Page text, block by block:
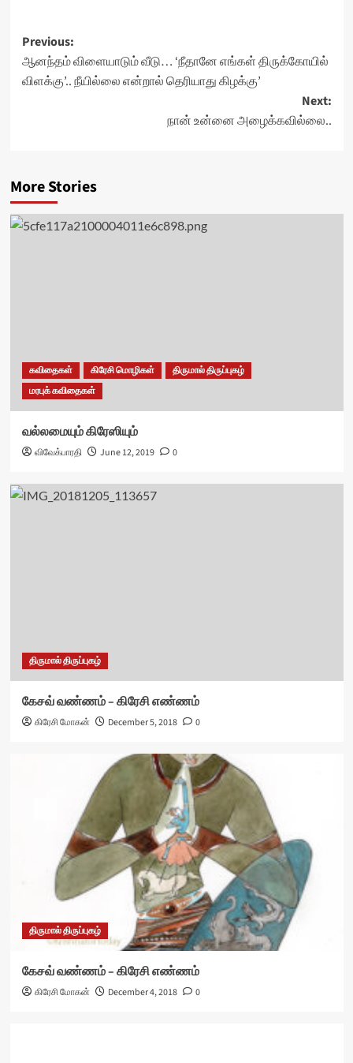
Post
navigation
Previous:
ஆனந்தம் விளையாடும் வீடு… ‘நீதானே எங்கள் திருக்கோயில்
விளக்கு’.. நீயில்லை என்றால் தெரியாது கிழக்கு’
Next:
நான் உன்னை அழைக்கவில்லை..
More Stories
கவிதைகள் கிரேசி மொழிகள்
திருமால் திருப்புகழ்
மரபுக் கவிதைகள்
வல்லமையும் கிரேஸியும்
விவேக்பாரதி June 12, 2019 0
திருமால் திருப்புகழ்
கேசவ் வண்ணம் – கிரேசி எண்ணம்
கிரேசி மோகன் December 5, 2018 0
திருமால் திருப்புகழ்
கேசவ் வண்ணம் – கிரேசி எண்ணம்
கிரேசி மோகன் December 4, 2018 0